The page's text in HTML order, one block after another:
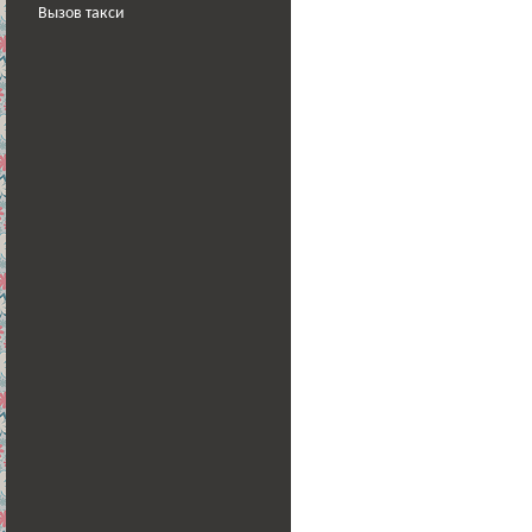
Вызов такси